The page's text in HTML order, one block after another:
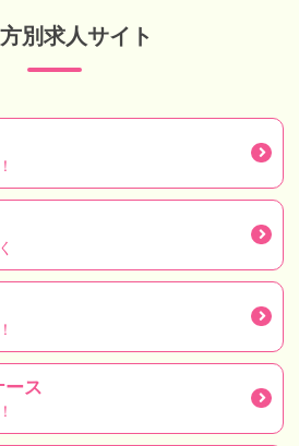
別求人サイト
ス